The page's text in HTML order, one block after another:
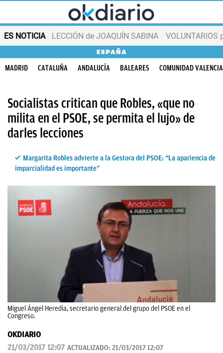
ES NOTICIA LECCIÓN de JOAQUÍN SABINA VOLUNTARIOS
ESPAÑA
MADRID CATALUÑA ANDALUCÍA BALEARES COMUNIDAD
Socialistas critican que Robles, «que no
milita en el PSOE, se permita el lujo» de
darles lecciones
Margarita Robles advierte a la Gestora del PSOE: “La apariencia de
imparcialidad es importante”
Miguel Ángel Heredia, secretario general del grupo del PSOE en el
Congreso.
OKDIARIO
21/03/2017 12:07 ACTUALIZADO: 21/03/2017 12:07